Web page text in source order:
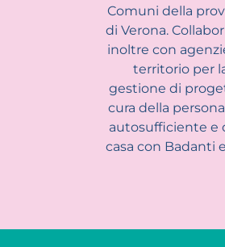
Comuni della
di Verona.
inoltre con
territorio per
gestione di
cura della
autosufficiente e
casa con Badanti